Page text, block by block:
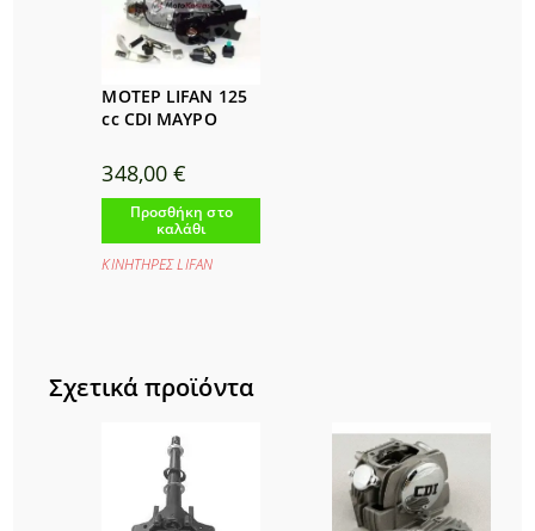
ΜΟΤΕΡ LIFAN 125
cc CDI ΜΑΥΡΟ
348,00€
Προσθήκη στο
καλάθι
ΚΙΝΗΤΗΡΕΣ LIFAΝ
Σχετικά προϊόντα